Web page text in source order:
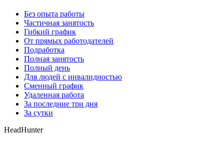
Без опыта работы
Частичная занятость
Гибкий график
От прямых работодателей
Подработка
Полная занятость
Полный день
Для людей с инвалидностью
Сменный график
Удаленная работа
За последние три дня
За сутки
HeadHunter